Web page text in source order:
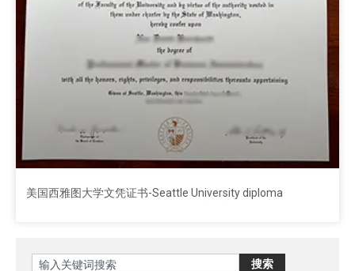
美国西雅图大学文凭证书-Seattle University diploma
Search 搜索